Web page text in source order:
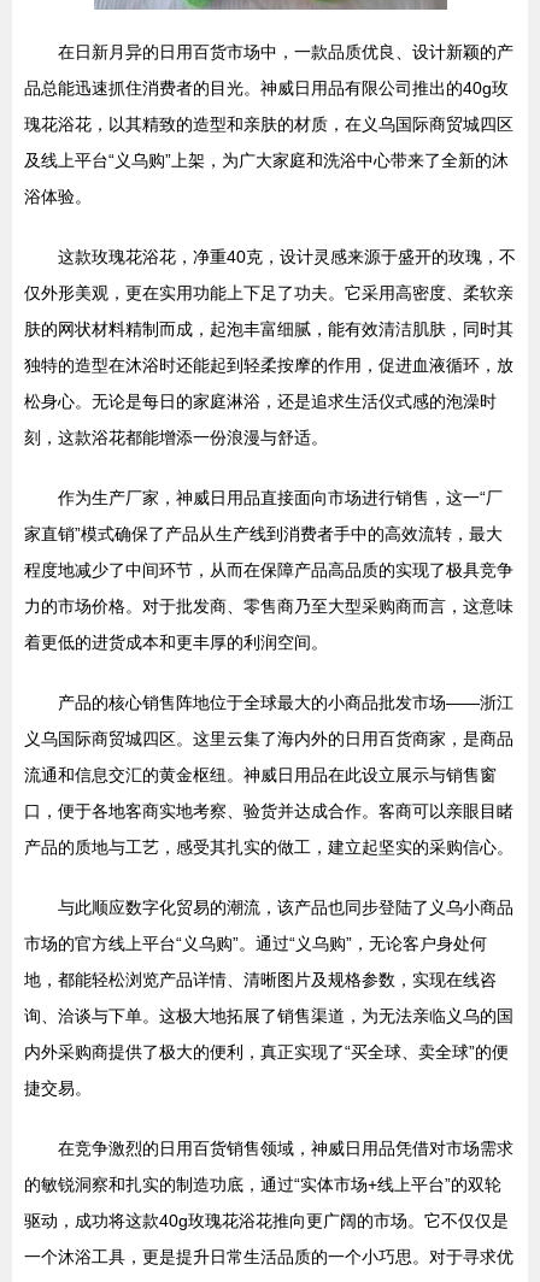
在日新月异的日用百货市场中，一款品质优良、设计新颖的产
品总能迅速抓住消费者的目光。神威日用品有限公司推出的40g玫
瑰花浴花，以其精致的造型和亲肤的材质，在义乌国际商贸城四区
及线上平台“义乌购”上架，为广大家庭和洗浴中心带来了全新的沐
浴体验。
这款玫瑰花浴花，净重40克，设计灵感来源于盛开的玫瑰，不
仅外形美观，更在实用功能上下足了功夫。它采用高密度、柔软亲
肤的网状材料精制而成，起泡丰富细腻，能有效清洁肌肤，同时其
独特的造型在沐浴时还能起到轻柔按摩的作用，促进血液循环，放
松身心。无论是每日的家庭淋浴，还是追求生活仪式感的泡澡时
刻，这款浴花都能增添一份浪漫与舒适。
作为生产厂家，神威日用品直接面向市场进行销售，这一“厂
家直销”模式确保了产品从生产线到消费者手中的高效流转，最大
程度地减少了中间环节，从而在保障产品高品质的实现了极具竞争
力的市场价格。对于批发商、零售商乃至大型采购商而言，这意味
着更低的进货成本和更丰厚的利润空间。
产品的核心销售阵地位于全球最大的小商品批发市场——浙江
义乌国际商贸城四区。这里云集了海内外的日用百货商家，是商品
流通和信息交汇的黄金枢纽。神威日用品在此设立展示与销售窗
口，便于各地客商实地考察、验货并达成合作。客商可以亲眼目睹
产品的质地与工艺，感受其扎实的做工，建立起坚实的采购信心。
与此顺应数字化贸易的潮流，该产品也同步登陆了义乌小商品
市场的官方线上平台“义乌购”。通过“义乌购”，无论客户身处何
地，都能轻松浏览产品详情、清晰图片及规格参数，实现在线咨
询、洽谈与下单。这极大地拓展了销售渠道，为无法亲临义乌的国
内外采购商提供了极大的便利，真正实现了“买全球、卖全球”的便
捷交易。
在竞争激烈的日用百货销售领域，神威日用品凭借对市场需求
的敏锐洞察和扎实的制造功底，通过“实体市场+线上平台”的双轮
驱动，成功将这款40g玫瑰花浴花推向更广阔的市场。它不仅仅是
一个沐浴工具，更是提升日常生活品质的一个小巧思。对于寻求优